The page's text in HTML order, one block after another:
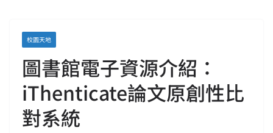
校園天地
圖書館電子資源介紹：
iThenticate論文原創性比
對系統